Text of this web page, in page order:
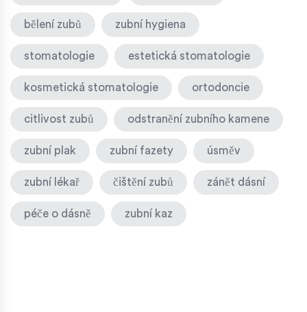
bělení zubů zubní hygiena
stomatologie estetická stomatologie
kosmetická stomatologie ortodoncie
citlivost zubů odstranění zubního kamene
zubní plak zubní fazety úsměv
zubní lékař čištění zubů zánět dásní
péče o dásně zubní kaz